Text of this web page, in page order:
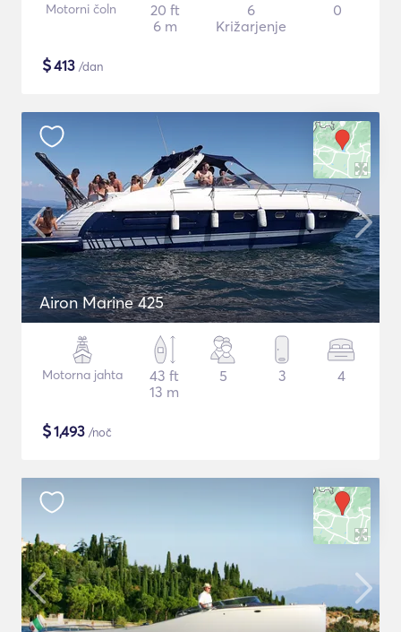
Motorni čoln
20 ft
6 m
6
Križarjenje
0
$413 /dan
Airon Marine 425
Motorna jahta
43 ft
13 m
5 3 4
$1,493 /noč